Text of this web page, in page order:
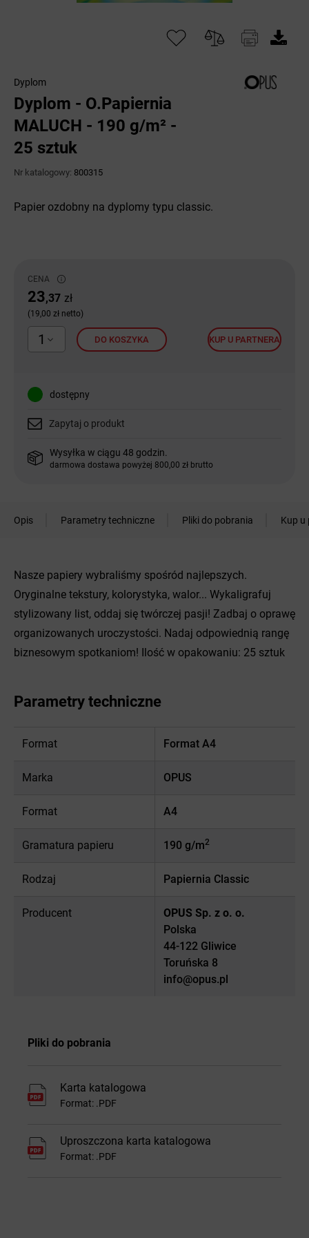
Dyplom
Dyplom - O.Papiernia
MALUCH - 190 g/m² -
25 sztuk
Nr katalogowy: 800315
CENA
23,37 zł
(19,00 zł netto)
1 DO KOSZYKA KUP U PARTNERA
dostępny
Zapytaj o produkt
Wysyłka w ciągu 48 godzin.
darmowa dostawa powyżej 800,00 zł brutto
Papier ozdobny na dyplomy typu classic.
Opis Parametry techniczne Pliki do pobrania Kup u
Nasze papiery wybraliśmy spośród najlepszych.
Oryginalne tekstury, kolorystyka, walor... Wykaligrafuj
stylizowany list, oddaj się twórczej pasji! Zadbaj o oprawę
organizowanych uroczystości. Nadaj odpowiednią rangę
biznesowym spotkaniom! Ilość w opakowaniu: 25 sztuk
Parametry techniczne
Format Format A4
Marka OPUS
Format A4
Gramatura papieru 190 g/m2
Rodzaj Papiernia Classic
Producent
OPUS Sp. z o. o.
Polska
44-122 Gliwice
Toruńska 8
info@opus.pl
Pliki do pobrania
Karta katalogowa
Format: .PDF
Uproszczona karta katalogowa
Format: .PDF